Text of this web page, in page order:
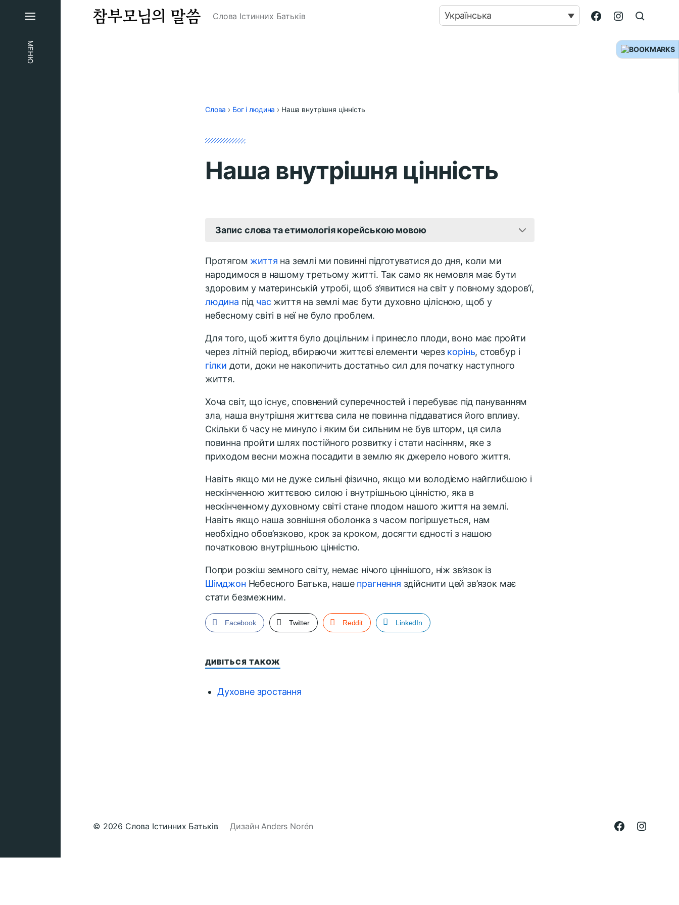
МЕНЮ
Слова Істинних Батьків Українська
Слова › Бог і людина › Наша внутрішня цінність
Наша внутрішня цінність
Запис слова та етимологія корейською мовою
Протягом життя на землі ми повинні підготуватися до дня, коли ми
народимося в нашому третьому житті. Так само як немовля має бути
здоровим у материнській утробі, щоб з’явитися на світ у повному здоров’ї,
людина під час життя на землі має бути духовно цілісною, щоб у
небесному світі в неї не було проблем.
Для того, щоб життя було доцільним і принесло плоди, воно має пройти
через літній період, вбираючи життєві елементи через корінь, стовбур і
гілки доти, доки не накопичить достатньо сил для початку наступного
життя.
Хоча світ, що існує, сповнений суперечностей і перебуває під пануванням
зла, наша внутрішня життєва сила не повинна піддаватися його впливу.
Скільки б часу не минуло і яким би сильним не був шторм, ця сила
повинна пройти шлях постійного розвитку і стати насінням, яке з
приходом весни можна посадити в землю як джерело нового життя.
Навіть якщо ми не дуже сильні фізично, якщо ми володіємо найглибшою і
нескінченною життєвою силою і внутрішньою цінністю, яка в
нескінченному духовному світі стане плодом нашого життя на землі.
Навіть якщо наша зовнішня оболонка з часом погіршується, нам
необхідно обов’язково, крок за кроком, досягти єдності з нашою
початковою внутрішньою цінністю.
Попри розкіш земного світу, немає нічого ціннішого, ніж зв’язок із
Шімджон Небесного Батька, наше прагнення здійснити цей зв’язок має
стати безмежним.
Facebook Twitter Reddit LinkedIn
ДИВІТЬСЯ ТАКОЖ
Духовне зростання
© 2026 Слова Істинних Батьків ДизайнAnders Norén